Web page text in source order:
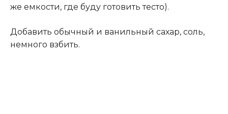
же емкости, где буду готовить тесто).
Добавить обычный и ванильный сахар, соль,
немного взбить.